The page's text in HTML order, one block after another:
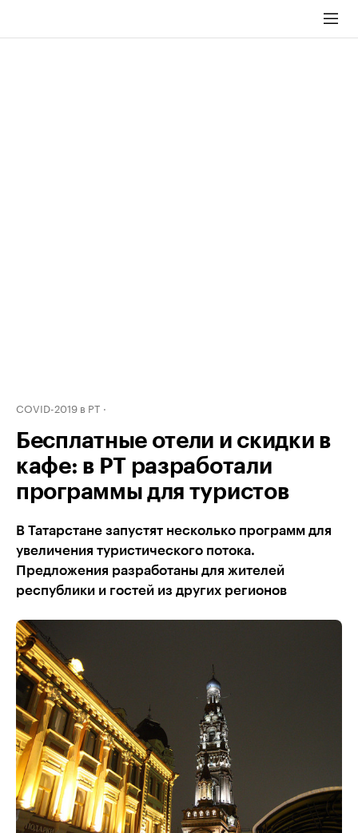
COVID-2019 в РТ
Бесплатные отели и скидки в
кафе: в РТ разработали
программы для туристов
В Татарстане запустят несколько программ для
увеличения туристического потока.
Предложения разработаны для жителей
республики и гостей из других регионов